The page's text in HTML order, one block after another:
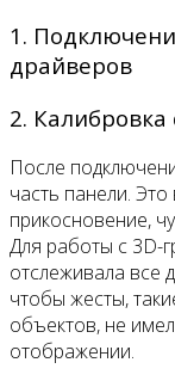
1.
драйверов
2.
После
часть панели. Это
прикосновение,
Для работы с 3D-
отслеживала все
чтобы жесты,
объектов, не
отображении.